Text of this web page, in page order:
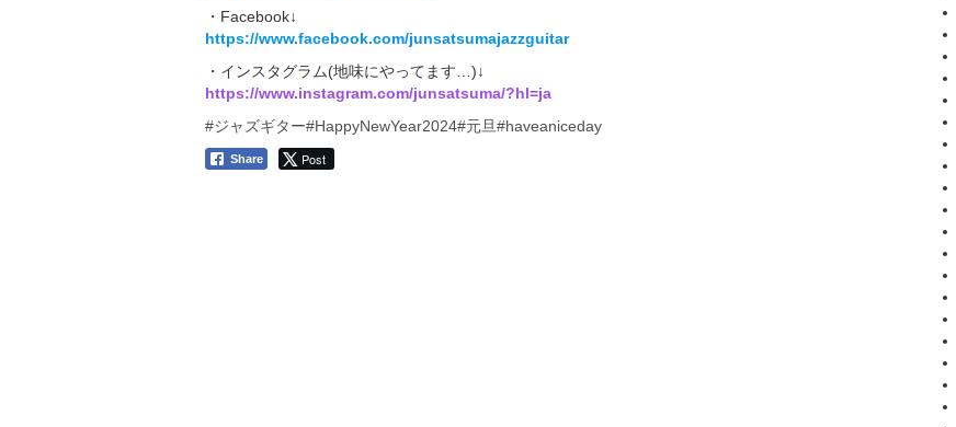
・Facebook↓
https://www.facebook.com/junsatsumajazzguitar
・インスタグラム(地味にやってます…)↓
https://www.instagram.com/junsatsuma/?hl=ja
#ジャズギター#HappyNewYear2024#元旦#haveaniceday
Share Post